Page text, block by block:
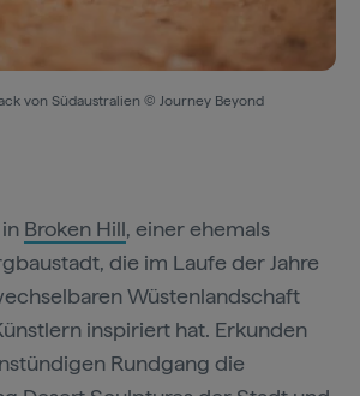
von Südaustralien © Journey Beyond
Broken Hill, einer ehemals
die im Laufe der Jahre
Wüstenlandschaft
inspiriert hat. Erkunden
Rundgang die